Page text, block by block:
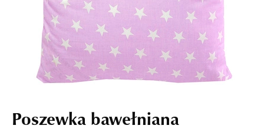
Poszewka bawełniana